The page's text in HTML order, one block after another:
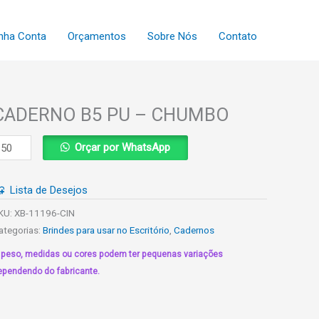
Conta Orçamentos Sobre Nós Contato
B5 PU – CHUMBO
Orçar por WhatsApp
Lista de Desejos
XB-11196-CIN
Brindes para usar no Escritório ,Cadernos
peso, medidas ou cores podem ter pequenas variações
do fabricante.